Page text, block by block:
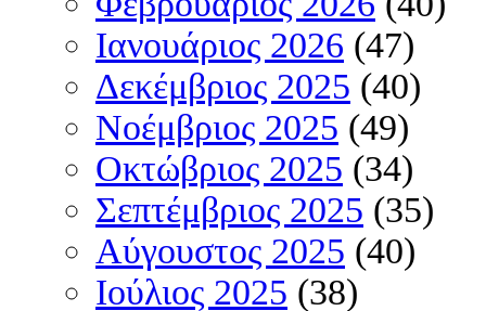
Ιανουάριος 2026 (47)
Δεκέμβριος 2025 (40)
Νοέμβριος 2025 (49)
Οκτώβριος 2025 (34)
Σεπτέμβριος 2025 (35)
Αύγουστος 2025 (40)
Ιούλιος 2025 (38)